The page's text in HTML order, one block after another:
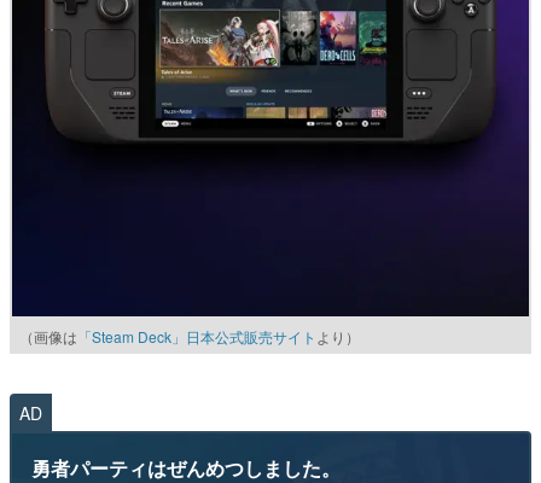
（画像は 「Steam Deck」日本公式販売サイト より）
AD
勇者パーティはぜんめつしました。